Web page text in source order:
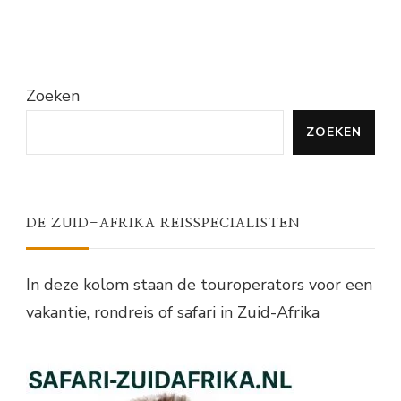
Zoeken
ZOEKEN
DE ZUID-AFRIKA REISSPECIALISTEN
In deze kolom staan de touroperators voor een
vakantie, rondreis of safari in Zuid-Afrika